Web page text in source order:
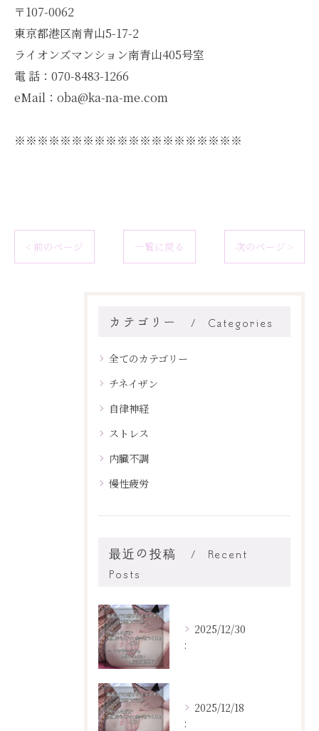
〒107-0062
東京都港区南青山5-17-2
ライオンズマンション南青山405号室
電 話：070-8483-1266
eMail：oba@ka-na-me.com
※※※※※※※※※※※※※※※※※※※※
< 前のページ 一覧に戻る 次のページ >
カテゴリー Categories
全てのカテゴリー
チネイザン
自律神経
ストレス
内臓不調
慢性疲労
最近の投稿
Recent
Posts
2025/12/30
:
2025/12/18
: